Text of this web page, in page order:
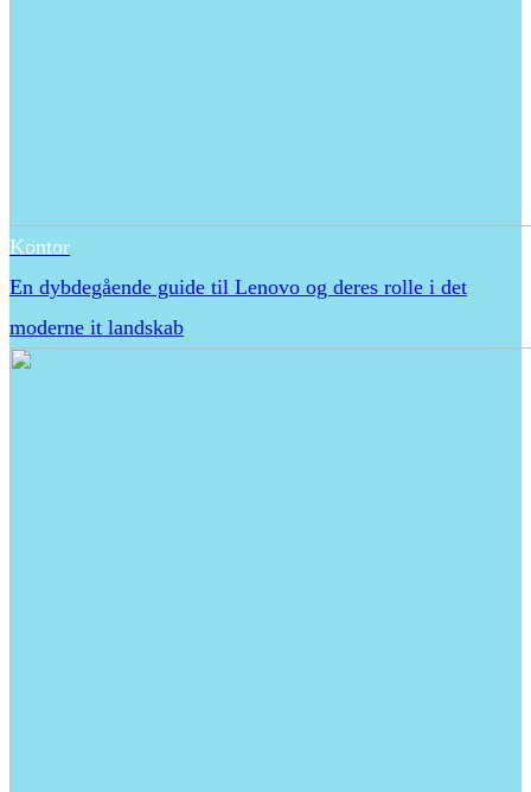
Kontor
En dybdegående guide til Lenovo og deres rolle i det
moderne it landskab